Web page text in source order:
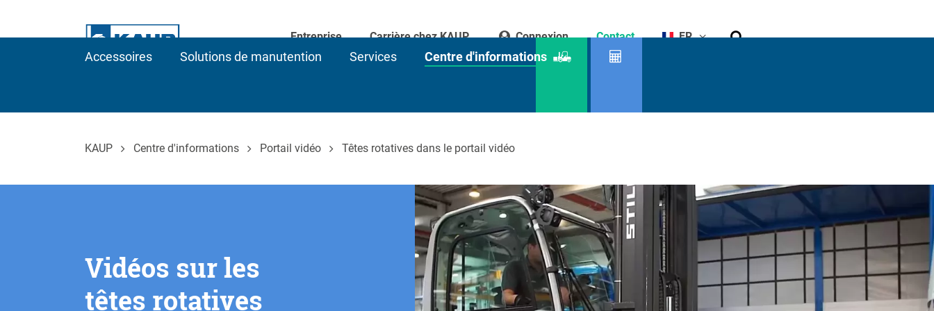
Entreprise Carrière chez KAUP Connexion Contact FR Rechercher
Accessoires Solutions de manutention Services Centre d'informations
Recherche
KAUP Centre d'informations Portail vidéo Têtes rotatives dans le portail vidéo
Vidéos sur les
têtes rotatives